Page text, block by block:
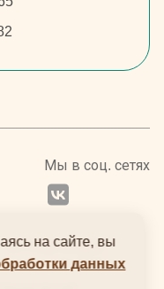
Мы в соц. сетях
на сайте, вы
данных